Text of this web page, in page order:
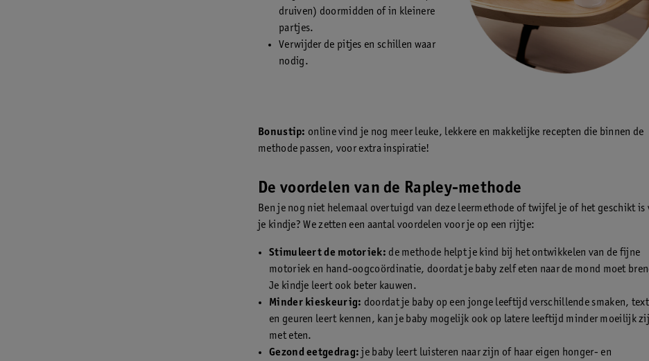
druiven) doormidden of in kleinere
partjes.
Verwijder de pitjes en schillen waar
nodig.
Bonustip: online vind je nog meer leuke, lekkere en makkelijke recepten die binnen de
methode passen, voor extra inspiratie!
De voordelen van de Rapley-methode
Ben je nog niet helemaal overtuigd van deze leermethode of twijfel je of het geschikt is
je kindje? We zetten een aantal voordelen voor je op een rijtje:
Stimuleert de motoriek: de methode helpt je kind bij het ontwikkelen van de fijne
motoriek en hand-oogcoördinatie, doordat je baby zelf eten naar de mond moet
Je kindje leert ook beter kauwen.
Minder kieskeurig: doordat je baby op een jonge leeftijd verschillende smaken,
en geuren leert kennen, kan je baby mogelijk ook op latere leeftijd minder moeilijk
met eten.
Gezond eetgedrag: je baby leert luisteren naar zijn of haar eigen honger- en